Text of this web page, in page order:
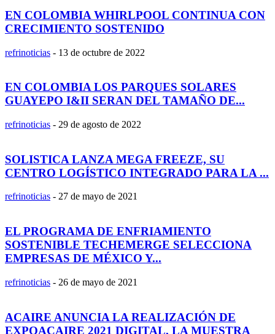
EN COLOMBIA WHIRLPOOL CONTINUA CON
CRECIMIENTO SOSTENIDO
refrinoticias - 13 de octubre de 2022
EN COLOMBIA LOS PARQUES SOLARES
GUAYEPO I&II SERAN DEL TAMAÑO DE...
refrinoticias - 29 de agosto de 2022
SOLISTICA LANZA MEGA FREEZE, SU
CENTRO LOGÍSTICO INTEGRADO PARA LA ...
refrinoticias - 27 de mayo de 2021
EL PROGRAMA DE ENFRIAMIENTO
SOSTENIBLE TECHEMERGE SELECCIONA
EMPRESAS DE MÉXICO Y...
refrinoticias - 26 de mayo de 2021
ACAIRE ANUNCIA LA REALIZACIÓN DE
EXPOACAIRE 2021 DIGITAL, LA MUESTRA